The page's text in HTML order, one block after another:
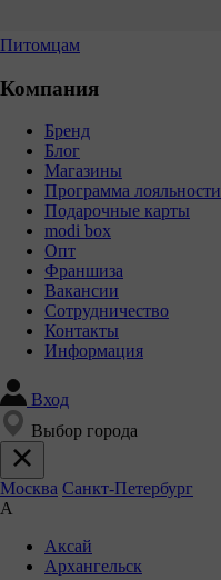
Питомцам
Компания
Бренд
Блог
Магазины
Программа лояльности
Подарочные карты
modi box
Опт
Франшиза
Вакансии
Сотрудничество
Контакты
Информация
Вход
Выбор города
Москва Санкт-Петербург
А
Аксай
Архангельск